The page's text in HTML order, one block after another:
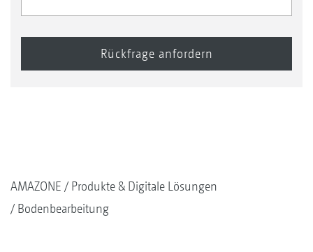
AMAZONE
Produkte & Digitale Lösungen
Bodenbearbeitung